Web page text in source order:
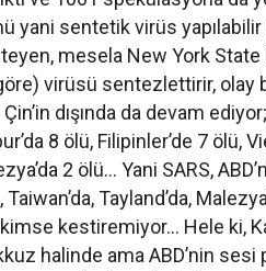
yani sentetik virüs yapılabilir
mesela New York
virüsü sentezlettirir, olay
dışında da devam
8 ölü, Filipinler’de 7 ölü,
2 ölü… Yani SARS,
Tayland’da,
kestiremiyor… Hele ki,
halinde ama ABD’nin sesi